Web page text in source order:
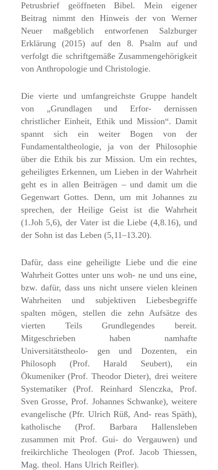
Petrusbrief geöffneten Bibel. Mein eigener
Beitrag nimmt den Hinweis der von Werner
Neuer maßgeblich entworfenen Salzburger
Erklärung (2015) auf den 8. Psalm auf und
verfolgt die schriftgemäße Zusammengehörigkeit
von Anthropologie und Christologie.
Die vierte und umfangreichste Gruppe handelt
von „Grundlagen und Erfor- dernissen
christlicher Einheit, Ethik und Mission“. Damit
spannt sich ein weiter Bogen von der
Fundamentaltheologie, ja von der Philosophie
über die Ethik bis zur Mission. Um ein rechtes,
geheiligtes Erkennen, um Lieben in der Wahrheit
geht es in allen Beiträgen – und damit um die
Gegenwart Gottes. Denn, um mit Johannes zu
sprechen, der Heilige Geist ist die Wahrheit
(1.Joh 5,6), der Vater ist die Liebe (4,8.16), und
der Sohn ist das Leben (5,11–13.20).
Dafür, dass eine geheiligte Liebe und die eine
Wahrheit Gottes unter uns woh- ne und uns eine,
bzw. dafür, dass uns nicht unsere vielen kleinen
Wahrheiten und subjektiven Liebesbegriffe
spalten mögen, stellen die zehn Aufsätze des
vierten Teils Grundlegendes bereit.
Mitgeschrieben haben namhafte
Universitätstheolo- gen und Dozenten, ein
Philosoph (Prof. Harald Seubert), ein
Ökumeniker (Prof. Theodor Dieter), drei weitere
Systematiker (Prof. Reinhard Slenczka, Prof.
Sven Grosse, Prof. Johannes Schwanke), weitere
evangelische (Pfr. Ulrich Rüß, And- reas Späth),
katholische (Prof. Barbara Hallensleben
zusammen mit Prof. Gui- do Vergauwen) und
freikirchliche Theologen (Prof. Jacob Thiessen,
Mag. theol. Hans Ulrich Reifler).